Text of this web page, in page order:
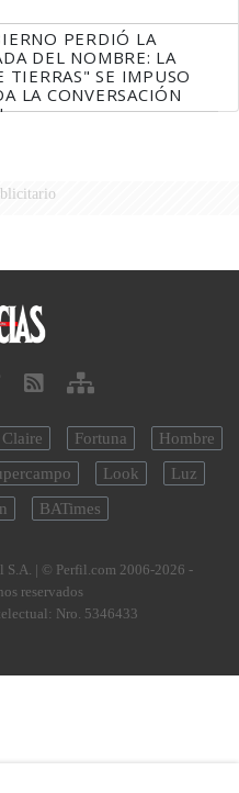
PERDIÓ LA
DEL NOMBRE: LA
TIERRAS" SE IMPUSO
LA CONVERSACIÓN
Fortuna
Hombre
Look
Luz
BATimes
| © Perfil.com 2006-2026 -
reservados
Nro. 5346433